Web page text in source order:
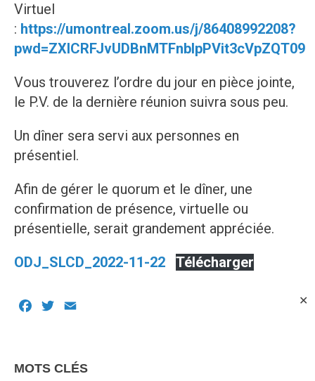
✕
Virtuel
: https://umontreal.zoom.us/j/86408992208?
pwd=ZXlCRFJvUDBnMTFnblpPVit3cVpZQT09
Vous trouverez l’ordre du jour en pièce jointe,
le P.V. de la dernière réunion suivra sous peu.
Un dîner sera servi aux personnes en
présentiel.
Afin de gérer le quorum et le dîner, une
confirmation de présence, virtuelle ou
présentielle, serait grandement appréciée.
ODJ_SLCD_2022-11-22
Télécharger
Facebook
Twitter
MOTS CLÉS